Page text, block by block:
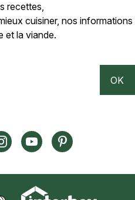
recettes,
cuisiner, nos informations
et la viande.